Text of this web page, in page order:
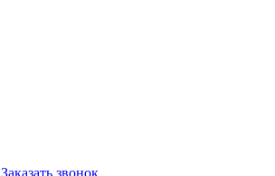
Заказать звонок